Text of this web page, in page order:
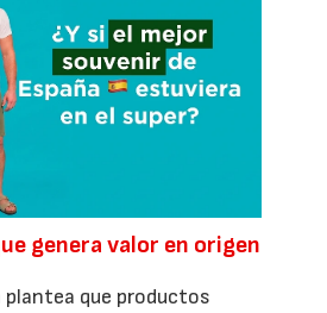
genera valor en origen
plantea que productos